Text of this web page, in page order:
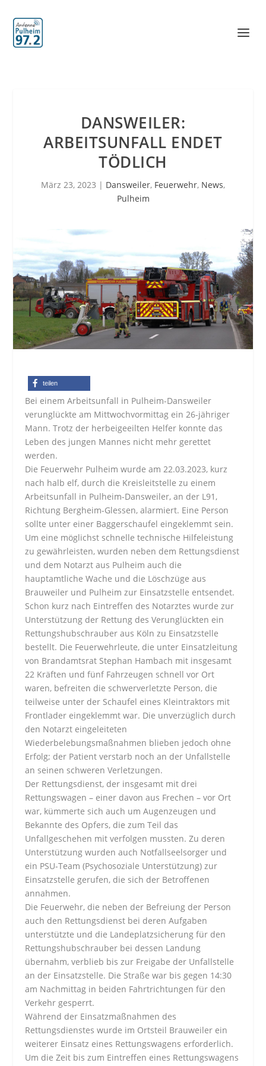
DANSWEILER:
ARBEITSUNFALL ENDET
TÖDLICH
März 23, 2023 | Dansweiler, Feuerwehr, News,
Pulheim
teilen
Bei einem Arbeitsunfall in Pulheim-Dansweiler
verunglückte am Mittwochvormittag ein 26-jähriger
Mann. Trotz der herbeigeeilten Helfer konnte das
Leben des jungen Mannes nicht mehr gerettet
werden.
Die Feuerwehr Pulheim wurde am 22.03.2023, kurz
nach halb elf, durch die Kreisleitstelle zu einem
Arbeitsunfall in Pulheim-Dansweiler, an der L91,
Richtung Bergheim-Glessen, alarmiert. Eine Person
sollte unter einer Baggerschaufel eingeklemmt sein.
Um eine möglichst schnelle technische Hilfeleistung
zu gewährleisten, wurden neben dem Rettungsdienst
und dem Notarzt aus Pulheim auch die
hauptamtliche Wache und die Löschzüge aus
Brauweiler und Pulheim zur Einsatzstelle entsendet.
Schon kurz nach Eintreffen des Notarztes wurde zur
Unterstützung der Rettung des Verunglückten ein
Rettungshubschrauber aus Köln zu Einsatzstelle
bestellt. Die Feuerwehrleute, die unter Einsatzleitung
von Brandamtsrat Stephan Hambach mit insgesamt
22 Kräften und fünf Fahrzeugen schnell vor Ort
waren, befreiten die schwerverletzte Person, die
teilweise unter der Schaufel eines Kleintraktors mit
Frontlader eingeklemmt war. Die unverzüglich durch
den Notarzt eingeleiteten
Wiederbelebungsmaßnahmen blieben jedoch ohne
Erfolg; der Patient verstarb noch an der Unfallstelle
an seinen schweren Verletzungen.
Der Rettungsdienst, der insgesamt mit drei
Rettungswagen – einer davon aus Frechen – vor Ort
war, kümmerte sich auch um Augenzeugen und
Bekannte des Opfers, die zum Teil das
Unfallgeschehen mit verfolgen mussten. Zu deren
Unterstützung wurden auch Notfallseelsorger und
ein PSU-Team (Psychosoziale Unterstützung) zur
Einsatzstelle gerufen, die sich der Betroffenen
annahmen.
Die Feuerwehr, die neben der Befreiung der Person
auch den Rettungsdienst bei deren Aufgaben
unterstützte und die Landeplatzsicherung für den
Rettungshubschrauber bei dessen Landung
übernahm, verblieb bis zur Freigabe der Unfallstelle
an der Einsatzstelle. Die Straße war bis gegen 14:30
am Nachmittag in beiden Fahrtrichtungen für den
Verkehr gesperrt.
Während der Einsatzmaßnahmen des
Rettungsdienstes wurde im Ortsteil Brauweiler ein
weiterer Einsatz eines Rettungswagens erforderlich.
Um die Zeit bis zum Eintreffen eines Rettungswagens